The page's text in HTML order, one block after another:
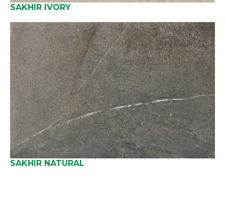
SAKHIR IVORY
SAKHIR NATURAL